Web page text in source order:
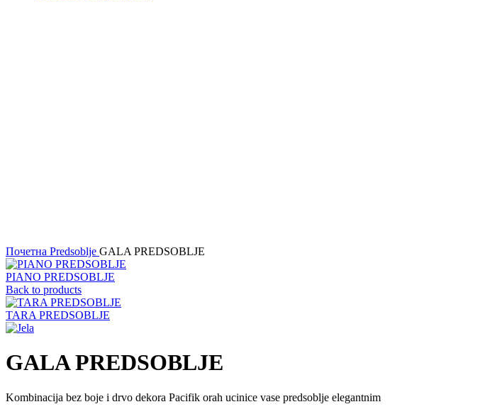
Почетна Predsoblje GALA PREDSOBLJE
PIANO PREDSOBLJE
Back to products
TARA PREDSOBLJE
GALA PREDSOBLJE
Kombinacija bez boje i drvo dekora Pacifik orah ucinice vase predsoblje elegantnim